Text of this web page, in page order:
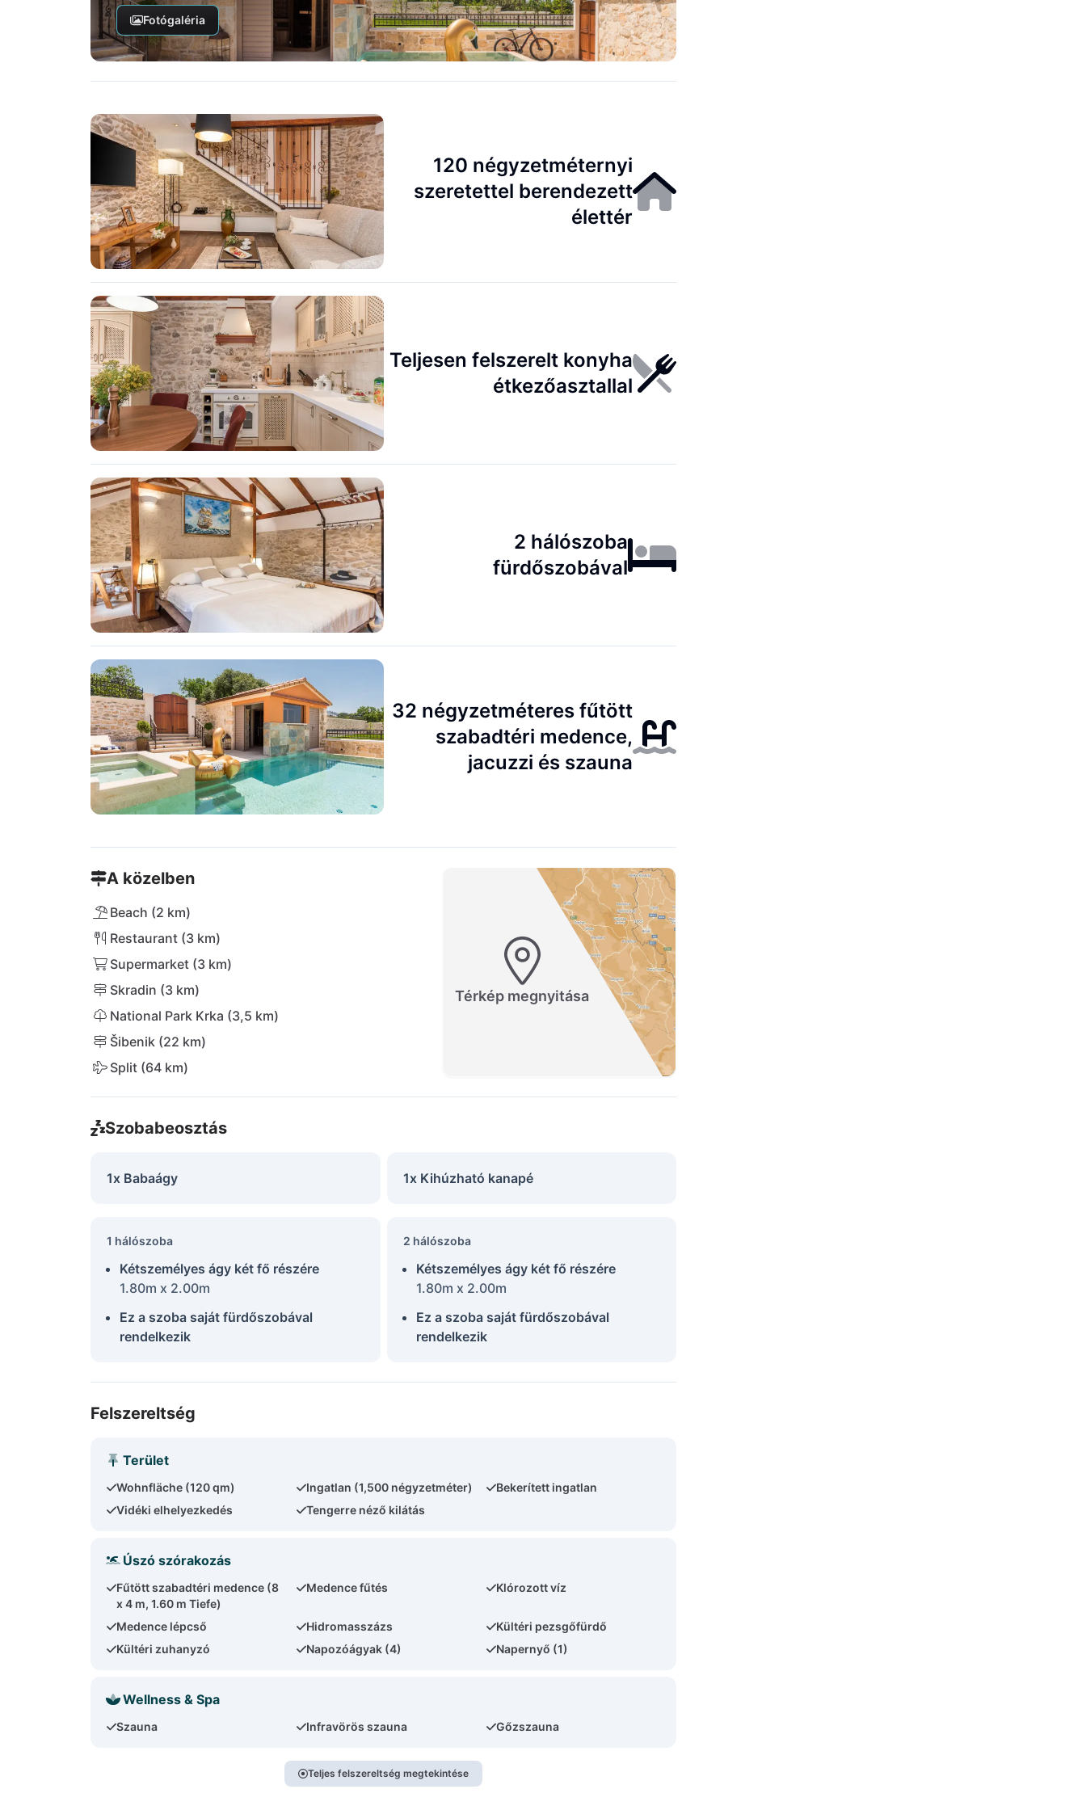
Fotógaléria
120 négyzetméternyi
szeretettel berendezett
élettér
Teljesen felszerelt konyha
étkezőasztallal
2 hálószoba
fürdőszobával
32 négyzetméteres fűtött
szabadtéri medence,
jacuzzi és szauna
A közelben
Beach (2 km)
Restaurant (3 km)
Supermarket (3 km)
Skradin (3 km)
National Park Krka (3,5 km)
Šibenik (22 km)
Split (64 km)
Térkép megnyitása
Szobabeosztás
1x Babaágy 1x Kihúzható kanapé
1 hálószoba
Kétszemélyes ágy két fő részére
1.80m x 2.00m
Ez a szoba saját fürdőszobával
rendelkezik
2 hálószoba
Kétszemélyes ágy két fő részére
1.80m x 2.00m
Ez a szoba saját fürdőszobával
rendelkezik
Felszereltség
Terület
Wohnfläche (120 qm) Ingatlan (1,500 négyzetméter)
Bekerített ingatlan
Vidéki elhelyezkedés
Tengerre néző kilátás
Úszó szórakozás
Fűtött szabadtéri medence (8
x 4 m, 1.60 m Tiefe)
Medence fűtés Klórozott víz
Medence lépcső Hidromasszázs
Kültéri pezsgőfürdő
Kültéri zuhanyzó
Napozóágyak (4) Napernyő (1)
Wellness & Spa
Szauna Infravörös szauna Gőzszauna
Teljes felszereltség megtekintése